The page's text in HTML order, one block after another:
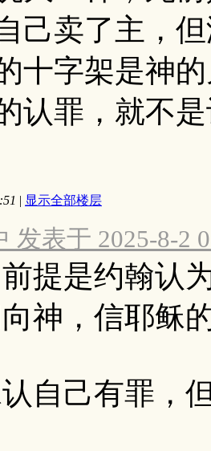
己卖了主，
十字架是神
认罪，就不
| 显示全部楼层
发表于 2025-8-2
提是约翰认
神，信耶稣
自己有罪，